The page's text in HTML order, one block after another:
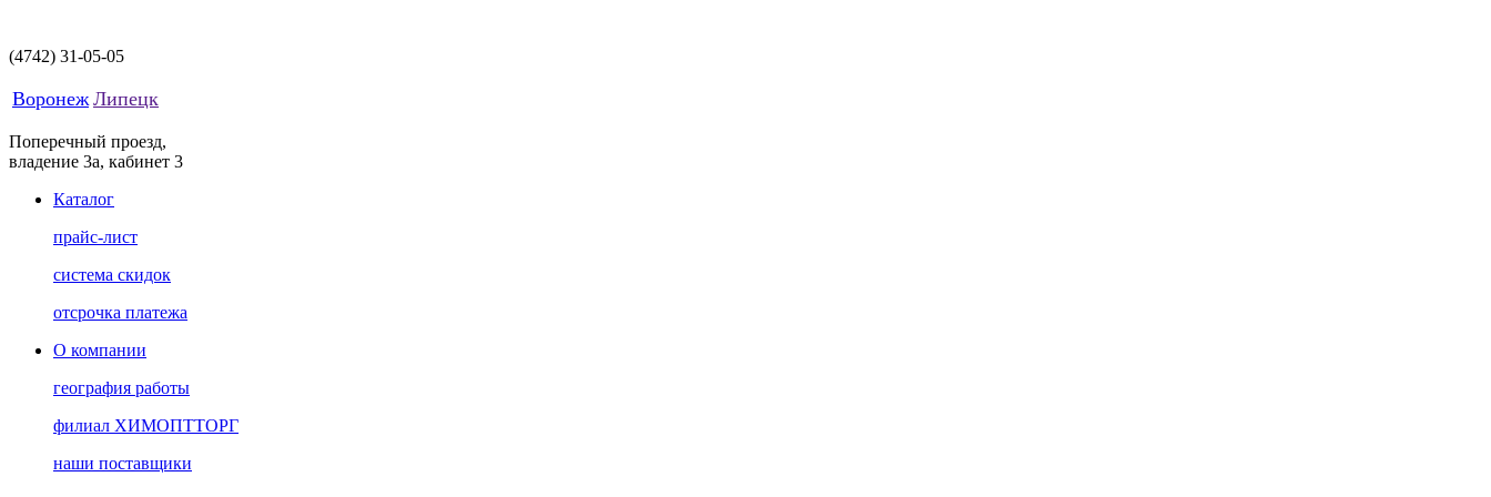
(4742) 31-05-05
Воронеж Липецк
Поперечный проезд,
владение 3а, кабинет 3
Каталог
прайс-лист
система скидок
отсрочка платежа
О компании
география работы
филиал ХИМОПТТОРГ
наши поставщики